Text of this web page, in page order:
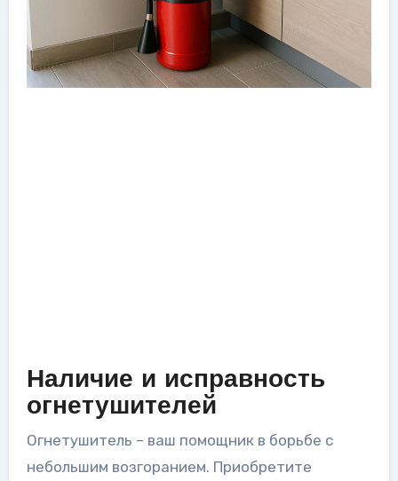
Наличие и исправность
огнетушителей
Огнетушитель – ваш помощник в борьбе с
небольшим возгоранием. Приобретите